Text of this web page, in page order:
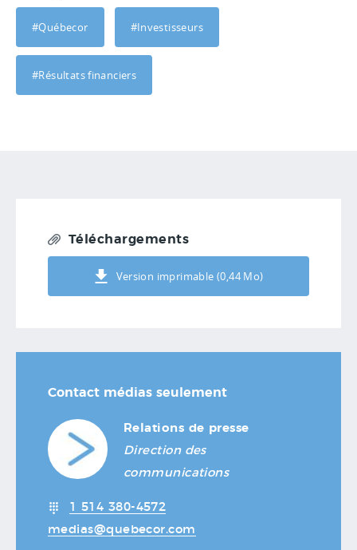
#Québecor #Investisseurs
#Résultats financiers
Téléchargements
Version imprimable (0,44 Mo)
Contact médias seulement
Relations de presse
Direction des
communications
1 514 380-4572
medias@quebecor.com